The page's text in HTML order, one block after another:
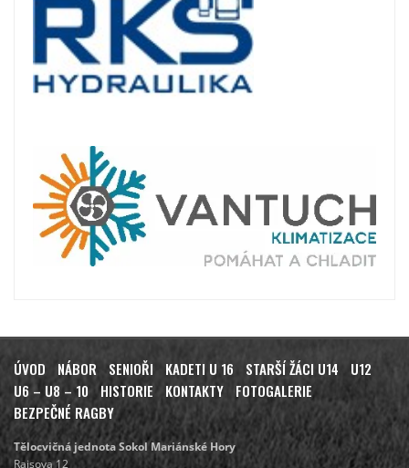
ÚVOD NÁBOR SENIOŘI KADETI U 16 STARŠÍ ŽÁCI U14
U12
U6 – U8 – 10 HISTORIE KONTAKTY
FOTOGALERIE
BEZPEČNÉ RAGBY
Tělocvičná jednota Sokol Mariánské Hory
Raisova 12